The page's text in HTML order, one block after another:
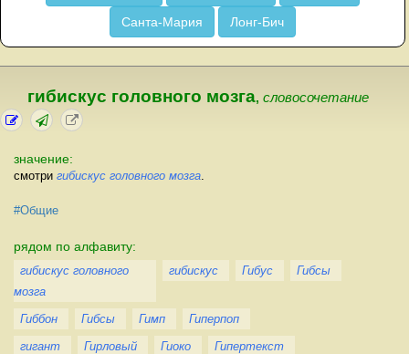
Санта-Мария Лонг-Бич
гибискус головного мозга, словосочетание
значение:
смотри гибискус головного мозга.
#Общие
рядом по алфавиту:
гибискус головного
мозга
гибискус Гибус Гибсы
Гиббон Гибсы Гимп
Гиперпоп
гигант
Гирловый Гиоко
Гипертекст